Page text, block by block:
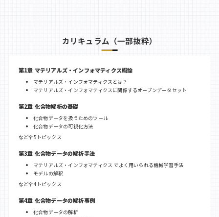
カリキュラム（一部抜粋）
第1章 マテリアルズ・インフォマティクス概論
マテリアルズ・インフォマティクスとは？
マテリアルズ・インフォマティクスに関係するオープンデータセット
第2章 化合物解析の基礎
化合物データを扱うためのツール
化合物データの可視化方法
など全5トピックス
第3章 化合物データの解析手法
マテリアルズ・インフォマティクス でよく用いられる機械学習手法
モデルの解釈
など全4トピックス
第4章 化合物データの解析事例
化合物データの解析